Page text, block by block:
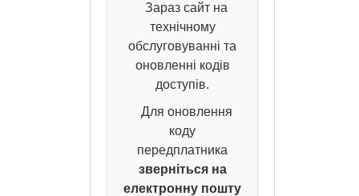
Зараз сайт на
технічному
обслуговуванні та
оновленні кодів
доступів.
Для оновлення
коду
передплатника
зверніться на
електронну пошту